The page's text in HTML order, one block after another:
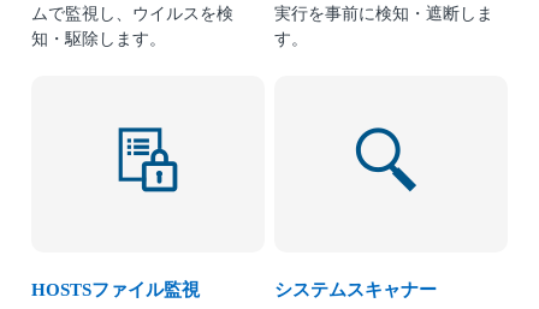
ムで監視し、ウイルスを検
知・駆除します。
実行を事前に検知・遮断しま
す。
HOSTSファイル監視 システムスキャナー